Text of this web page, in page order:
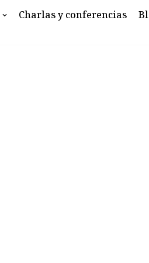
Charlas y conferencias